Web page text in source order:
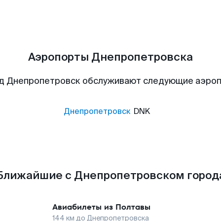
Аэропорты Днепропетровска
Днепропетровск обслуживают следующие
Днепропетровск DNK
с Днепропетровском
Авиабилеты из Полтавы
144 км до Днепропетровска